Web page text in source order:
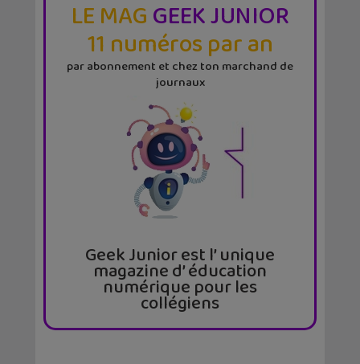
LE MAGGEEK JUNIOR
11 numéros par an
par abonnement et chez ton marchand de
journaux
Geek Junior est l’ unique
magazine d’ éducation
numérique pour les
collégiens